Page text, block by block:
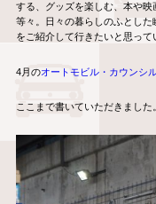
する、グッズを楽しむ、本や映
等々。日々の暮らしのふとし
をご紹介して行きたいと思って
4月のオートモビル・カウンシ
ここまで書いていただきました